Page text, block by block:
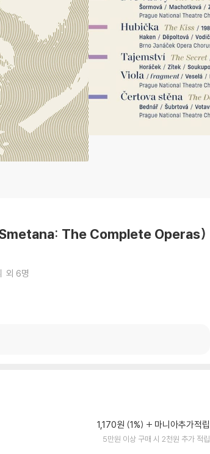
(Smetana: The Complete Operas)
외 6명
1,170원 (1%) 마니아추가적립
5만원 이상 구매 시 2천원 추가 적립